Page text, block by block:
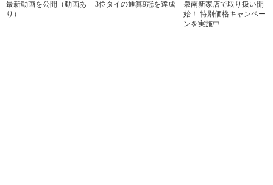
最新動画を公開（動画あ
り）
3位タイの通算9冠を達成
泉南新家店で取り扱い開
始！ 特別価格キャンペー
ンを実施中